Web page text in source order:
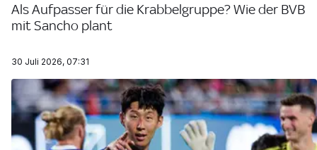
Als Aufpasser für die Krabbelgruppe? Wie der BVB
mit Sancho plant
30 Juli 2026, 07:31